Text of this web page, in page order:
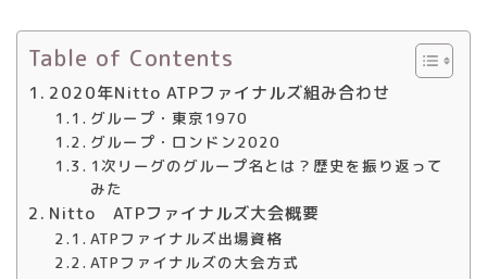
Table of Contents
2020年Nitto ATPファイナルズ組み合わせ
グループ・東京1970
グループ・ロンドン2020
1次リーグのグループ名とは？歴史を振り返って
みた
Nitto ATPファイナルズ大会概要
ATPファイナルズ出場資格
ATPファイナルズの大会方式